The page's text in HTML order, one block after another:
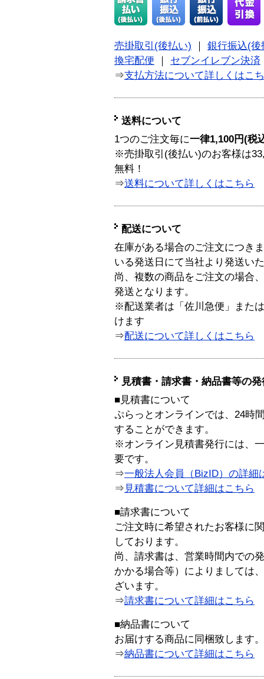
売掛取引(後払い)
銀行振込(後
換宅配便
セブンイレブン決済
⇒支払方法について詳しくはこ
送料について
1つのご注文毎に一律1,100円(税
※売掛取引(後払い)のお客様は
無料！
⇒送料について詳しくはこちら
配送について
在庫がある場合のご注文につき
いる発送日にて当社より発送い
尚、複数の商品をご注文の場合
発送となります。
※配送業者は「佐川急便」また
けます
⇒配送について詳しくはこちら
見積書・請求書・納品書等の
■見積書について
ぷらっとオンラインでは、24時
することができます。
※オンライン見積書発行には、
要です。
⇒一般法人会員（BizID）の詳細
⇒ 見積書について詳細はこちら
■請求書について
ご注文時に希望されたお客様に
しております。
尚、請求書は、営業時間内での
かかる場合等）によりましては
ざいます。
⇒請求書について詳細はこちら
■納品書について
お届けする商品に同梱致します。
⇒納品書について詳細はこちら